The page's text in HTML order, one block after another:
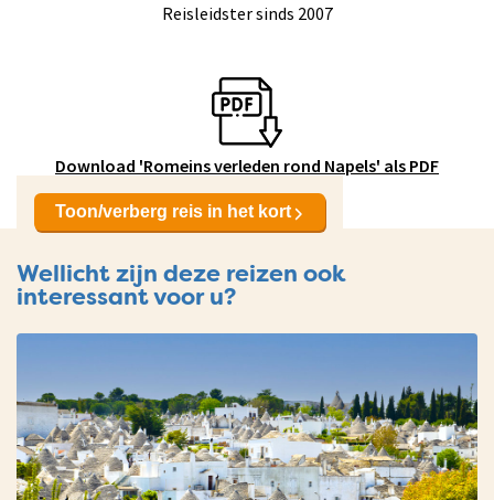
Reisleidster sinds 2007
Download 'Romeins verleden rond Napels' als PDF
Toon/verberg reis in het kort
Wellicht zijn deze reizen ook
interessant voor u?